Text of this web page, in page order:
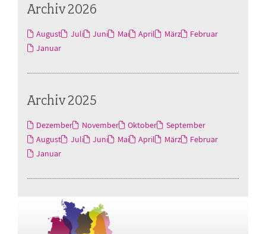
Archiv 2026
August Juli Juni Mai April März
Februar
Januar
Archiv 2025
Dezember November Oktober
September
August
Juli Juni Mai April März
Februar
Januar